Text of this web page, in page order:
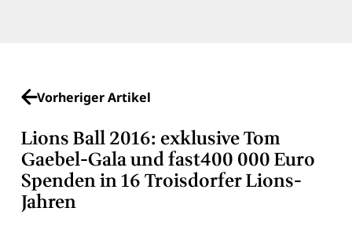
Vorheriger Artikel
Lions Ball 2016: exklusive Tom
Gaebel-Gala und fast400 000 Euro
Spenden in 16 Troisdorfer Lions-
Jahren